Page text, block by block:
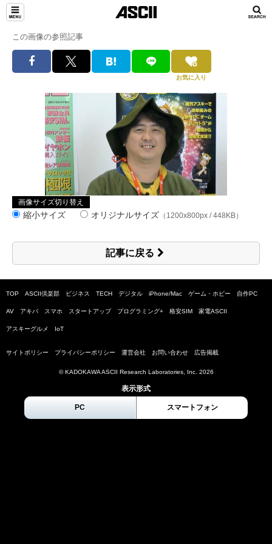
この画像の参照記事
お気に入り
画像サイズ切り替え
縮小サイズ オリジナルサイズ （1200x800px / 448KB）
記事に戻る
TOP ASCII倶楽部 ビジネス TECH デジタル iPhone/Mac ゲーム・ホビー 自作PC
AV アキバ スマホ スタートアップ プログラミング+ 格安SIM 家電ASCII
アスキーグルメ IoT
サイトポリシー プライバシーポリシー 運営会社 お問い合わせ 広告掲載
© KADOKAWA ASCII Research Laboratories, Inc. 2026
表示形式
PC スマートフォン